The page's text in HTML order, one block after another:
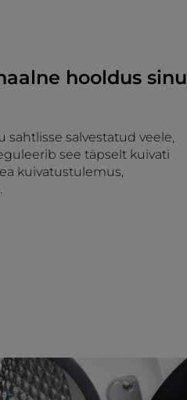
hooldus sinu
sahtlisse salvestatud veele,
see täpselt kuivati
kuivatustulemus,